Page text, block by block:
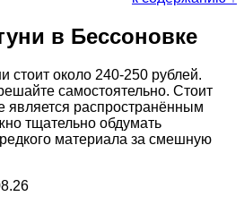
в Бессоновке
стоит около 240-250 рублей.
самостоятельно. Стоит
является распространённым
тщательно обдумать
материала за смешную